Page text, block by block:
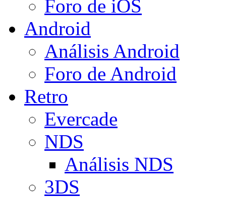
Foro de iOS
Android
Análisis Android
Foro de Android
Retro
Evercade
NDS
Análisis NDS
3DS